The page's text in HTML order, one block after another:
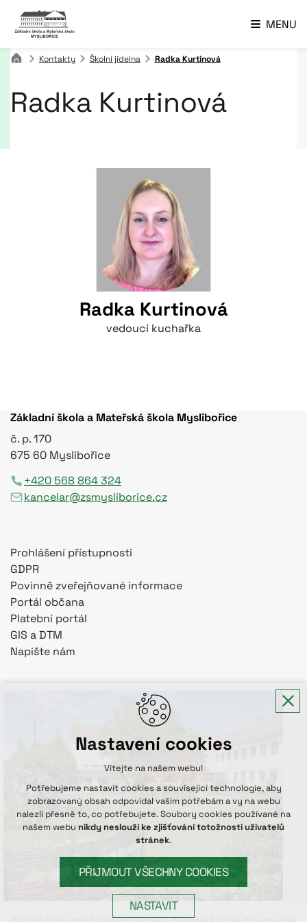
MENU
Kontakty Školní jídelna Radka Kurtinová
Radka Kurtinová
Radka Kurtinová
vedoucí kuchařka
Základní škola a Mateřská škola Myslibořice
č. p. 170
675 60 Myslibořice
+420 568 864 324
kancelar@zsmysliborice.cz
Prohlášení přístupnosti
GDPR
Povinně zveřejňované informace
Portál občana
Platební portál
GIS a DTM
Napište nám
Nastavení cookies
Vítejte na našem webu!
Potřebujeme nastavit cookies a související technologie, aby
zobrazovaný obsah odpovídal vašim potřebám a vy na webu
nalezli přesně to, co potřebujete. Soubory cookies používané na
našem webu nikdy neslouží ke zjišťování totožnosti uživatelů
stránek.
PŘIJMOUT VŠECHNY COOKIES
NASTAVIT